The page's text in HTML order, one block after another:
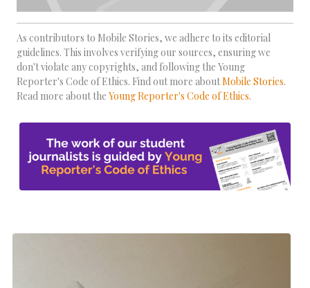
As contributors to Mobile Stories, we adhere to its editorial
guidelines. This involves verifying our sources, ensuring we
don't violate any copyrights, and following the Young
Reporter's Code of Ethics. Find out more aboutMobile Stories.
Read more about the Young Reporter's Code of Ethics.